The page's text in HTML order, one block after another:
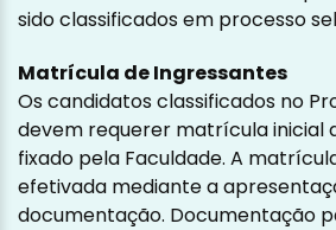
sido classificados em processo
Matrícula de Ingressantes
Os candidatos classificados no
devem requerer matrícula inicial
fixado pela Faculdade. A
efetivada mediante a
documentação. Documentação